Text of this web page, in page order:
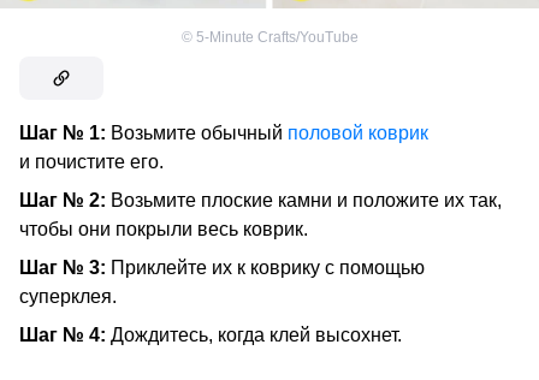
© 5-Minute Crafts/YouTube
Шаг № 1: Возьмите обычный половой коврик
и почистите его.
Шаг № 2: Возьмите плоские камни и положите их так,
чтобы они покрыли весь коврик.
Шаг № 3: Приклейте их к коврику с помощью
суперклея.
Шаг № 4: Дождитесь, когда клей высохнет.